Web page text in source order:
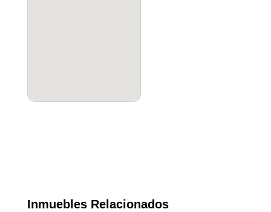
Inmuebles Relacionados